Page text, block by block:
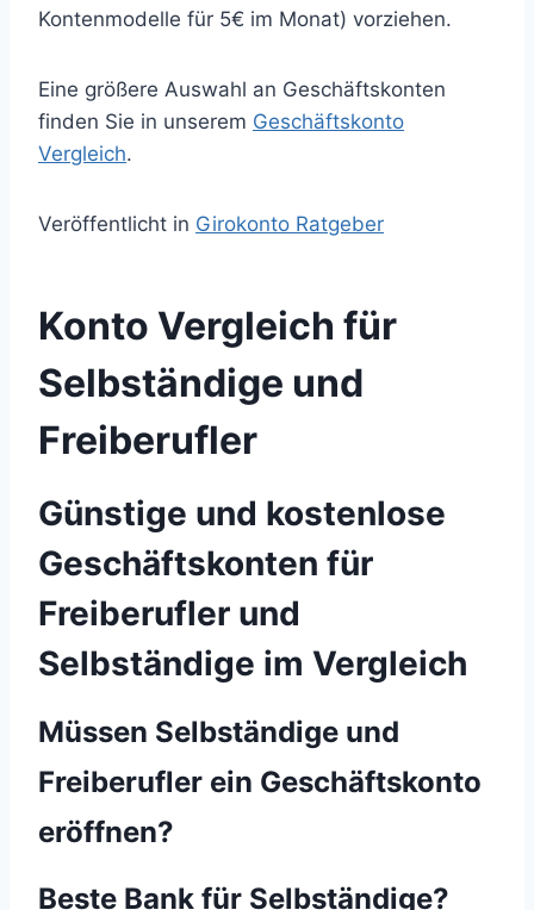
Kontenmodelle für 5€ im Monat) vorziehen.
Eine größere Auswahl an Geschäftskonten
finden Sie in unserem Geschäftskonto
Vergleich.
Veröffentlicht in Girokonto Ratgeber
Konto Vergleich für
Selbständige und
Freiberufler
Günstige und kostenlose
Geschäftskonten für
Freiberufler und
Selbständige im Vergleich
Müssen Selbständige und
Freiberufler ein Geschäftskonto
eröffnen?
Beste Bank für Selbständige?